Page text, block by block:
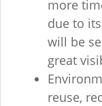
more
due to
will be
great
reuse,